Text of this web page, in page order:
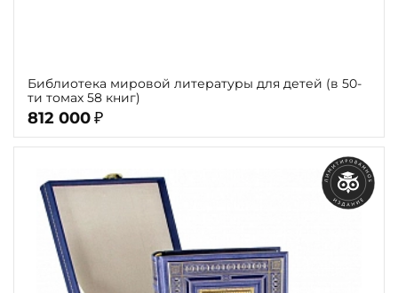
Библиотека мировой литературы для детей (в 50-
ти томах 58 книг)
812 000 ₽